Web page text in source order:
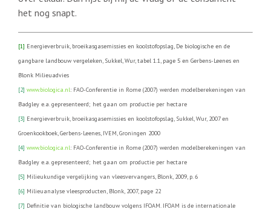
het nog snapt.
[1] Energieverbruik, broeikasgasemissies en koolstofopslag, De biologische en de
gangbare landbouw vergeleken, Sukkel, Wur, tabel 1.1, page 5 en Gerbens-Leenes en
Blonk Milieuadvies
[2] www.biologica.nl: FAO-Conferentie in Rome (2007) werden modelberekeningen van
Badgley e.a. gepresenteerd; het gaan om productie per hectare
[3] Energieverbruik, broeikasgasemissies en koolstofopslag, Sukkel, Wur, 2007 en
Groenkookboek, Gerbens-Leenes, IVEM, Groningen 2000
[4] www.biologica.nl: FAO-Conferentie in Rome (2007) werden modelberekeningen van
Badgley e.a. gepresenteerd; het gaan om productie per hectare
[5] Milieukundige vergelijking van vleesvervangers, Blonk, 2009, p. 6
[6] Milieuanalyse vleesproducten, Blonk, 2007, page 22
[7] Definitie van biologische landbouw volgens IFOAM. IFOAM is de internationale